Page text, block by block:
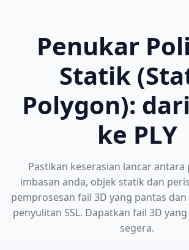
Penukar
Statik
Polygon): dari
ke PLY
Pastikan keserasian lancar
imbasan anda, objek statik dan
pemprosesan fail 3D yang pantas
penyulitan SSL. Dapatkan fail 3D
segera.